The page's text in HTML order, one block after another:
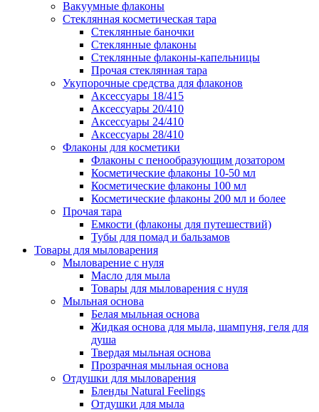
Вакуумные флаконы
Стеклянная косметическая тара
Стеклянные баночки
Стеклянные флаконы
Стеклянные флаконы-капельницы
Прочая стеклянная тара
Укупорочные средства для флаконов
Аксессуары 18/415
Аксессуары 20/410
Аксессуары 24/410
Аксессуары 28/410
Флаконы для косметики
Флаконы с пенообразующим дозатором
Косметические флаконы 10-50 мл
Косметические флаконы 100 мл
Косметические флаконы 200 мл и более
Прочая тара
Емкости (флаконы для путешествий)
Тубы для помад и бальзамов
Товары для мыловарения
Мыловарение с нуля
Масло для мыла
Товары для мыловарения с нуля
Мыльная основа
Белая мыльная основа
Жидкая основа для мыла, шампуня, геля для
душа
Твердая мыльная основа
Прозрачная мыльная основа
Отдушки для мыловарения
Бленды Natural Feelings
Отдушки для мыла